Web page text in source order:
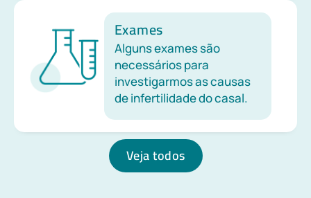
Exames
Alguns exames são
necessários para
investigarmos as causas
de infertilidade do casal.
Veja todos